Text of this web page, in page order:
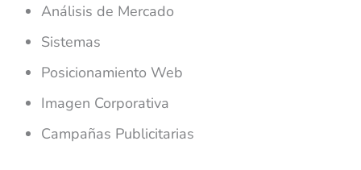
Análisis de Mercado
Sistemas
Posicionamiento Web
Imagen Corporativa
Campañas Publicitarias